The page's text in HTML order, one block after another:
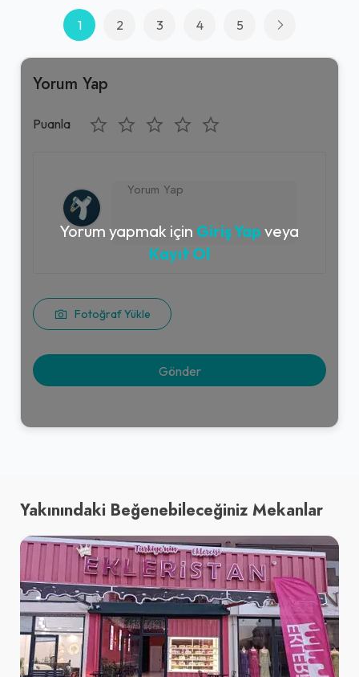
1 2 3 4 5
Yorum Yap
Puanla
Fotoğraf Yükle
Yorum yapmak için Giriş Yap veya
Kayıt Ol
Yakınındaki Beğenebileceğiniz Mekanlar